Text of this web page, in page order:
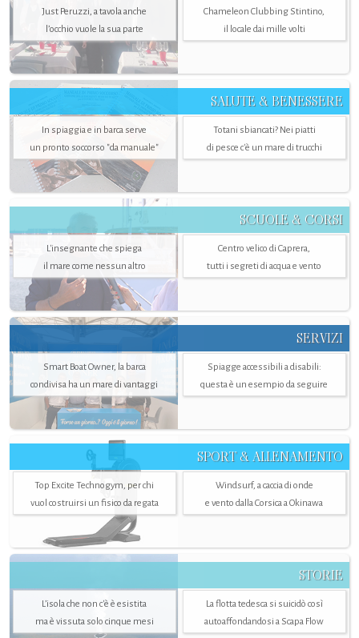
Just Peruzzi, a tavola anche
l’occhio vuole la sua parte
Chameleon Clubbing Stintino,
il locale dai mille volti
SALUTE & BENESSERE
In spiaggia e in barca serve
un pronto soccorso "da manuale"
Totani sbiancati? Nei piatti
di pesce c'è un mare di trucchi
SCUOLE & CORSI
L'insegnante che spiega
il mare come nessun altro
Centro velico di Caprera,
tutti i segreti di acqua e vento
SERVIZI
Smart Boat Owner, la barca
condivisa ha un mare di vantaggi
Spiagge accessibili a disabili:
questa è un esempio da seguire
SPORT & ALLENAMENTO
Top Excite Technogym, per chi
vuol costruirsi un fisico da regata
Windsurf, a caccia di onde
e vento dalla Corsica a Okinawa
STORIE
L’isola che non c'è è esistita
ma è vissuta solo cinque mesi
La flotta tedesca si suicidò così
autoaffondandosi a Scapa Flow